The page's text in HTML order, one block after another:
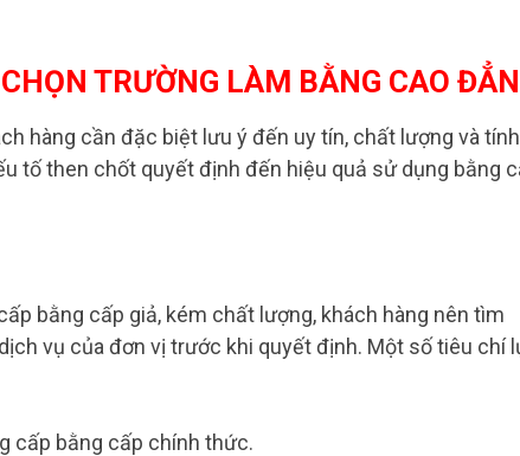
TRƯỜNG LÀM BẰNG CAO
hàng cần đặc biệt lưu ý đến uy tín, chất lượng và tính
tố then chốt quyết định đến hiệu quả sử dụng bằng
bằng cấp giả, kém chất lượng, khách hàng nên tìm
vụ của đơn vị trước khi quyết định. Một số tiêu chí
cấp bằng cấp chính thức.